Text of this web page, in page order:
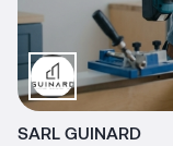
SARL GUINARD